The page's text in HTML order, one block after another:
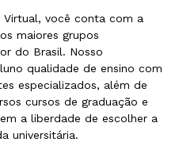
Virtual, você conta com a
maiores grupos
do Brasil. Nosso
qualidade de ensino com
especializados, além de
cursos de graduação e
a liberdade de escolher a
universitária.